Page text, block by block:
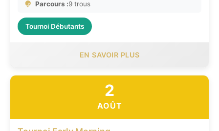
Parcours :9 trous
Tournoi Débutants
EN SAVOIR PLUS
2
AOÛT